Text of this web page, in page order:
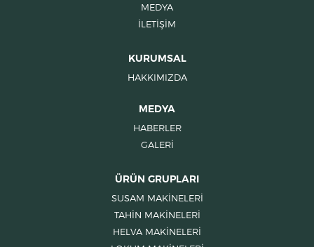
MEDYA
İLETİŞİM
KURUMSAL
HAKKIMIZDA
MEDYA
HABERLER
GALERİ
ÜRÜN GRUPLARI
SUSAM MAKİNELERİ
TAHİN MAKİNELERİ
HELVA MAKİNELERİ